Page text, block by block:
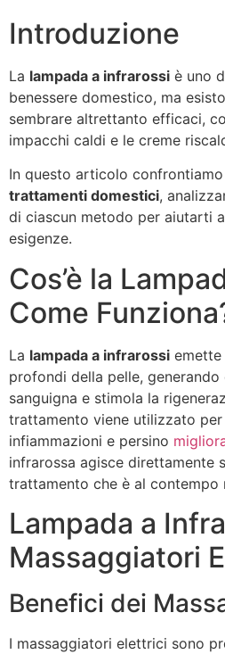
Introduzione
La lampada a infrarossi è uno
benessere domestico, ma
sembrare altrettanto efficaci,
impacchi caldi e le creme
In questo articolo
trattamenti domestici,
di ciascun metodo per aiutarti
esigenze.
Cos’è la
Come
La lampada a infrarossi
profondi della pelle,
sanguigna e stimola la
trattamento viene utilizzato per
infiammazioni e persino
infrarossa agisce direttamente
trattamento che è al contempo
Lampada a
Massaggiatori
Benefici dei
I massaggiatori elettrici sono